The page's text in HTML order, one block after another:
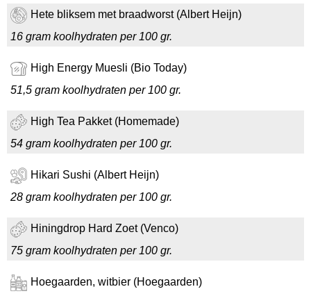
Hete bliksem met braadworst (Albert Heijn)
16 gram koolhydraten per 100 gr.
High Energy Muesli (Bio Today)
51,5 gram koolhydraten per 100 gr.
High Tea Pakket (Homemade)
54 gram koolhydraten per 100 gr.
Hikari Sushi (Albert Heijn)
28 gram koolhydraten per 100 gr.
Hiningdrop Hard Zoet (Venco)
75 gram koolhydraten per 100 gr.
Hoegaarden, witbier (Hoegaarden)